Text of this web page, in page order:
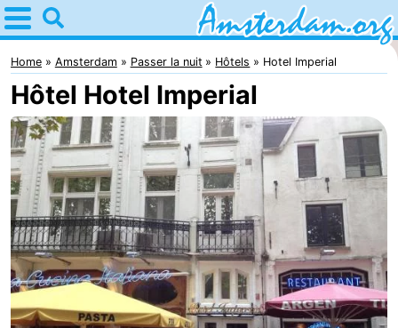
Home
Amsterdam
Itinéraires
Avec
les
enfants
Jeunes
adultes
Gratuitement
Passer
laAppartements
Home Amsterdam Passer la nuit Hôtels Hotel Imperial
Hôtel Hotel Imperial